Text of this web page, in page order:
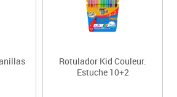
Rotulador Kid Couleur.
Estuche 10+2